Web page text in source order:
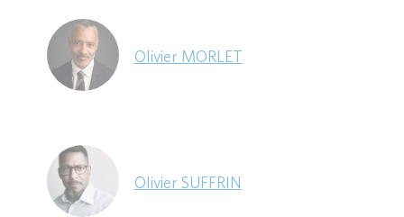
Olivier MORLET
Olivier SUFFRIN